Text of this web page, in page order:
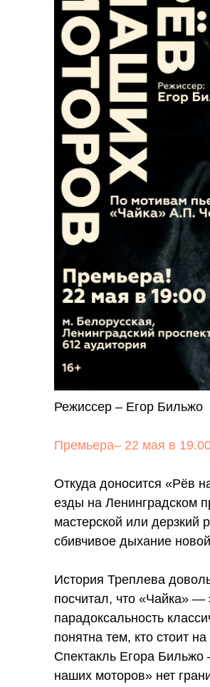
Режиссер – Егор Бильжо
Премьера– 22 мая в
Откуда доносится «Рёв
езды на Ленинградском
мастерской или дерзкий
сбивчивое дыхание
История Треплева
посчитал, что «Чайка» —
парадоксальность
понятна тем, кто стоит
Спектакль Егора
наших моторов» нет